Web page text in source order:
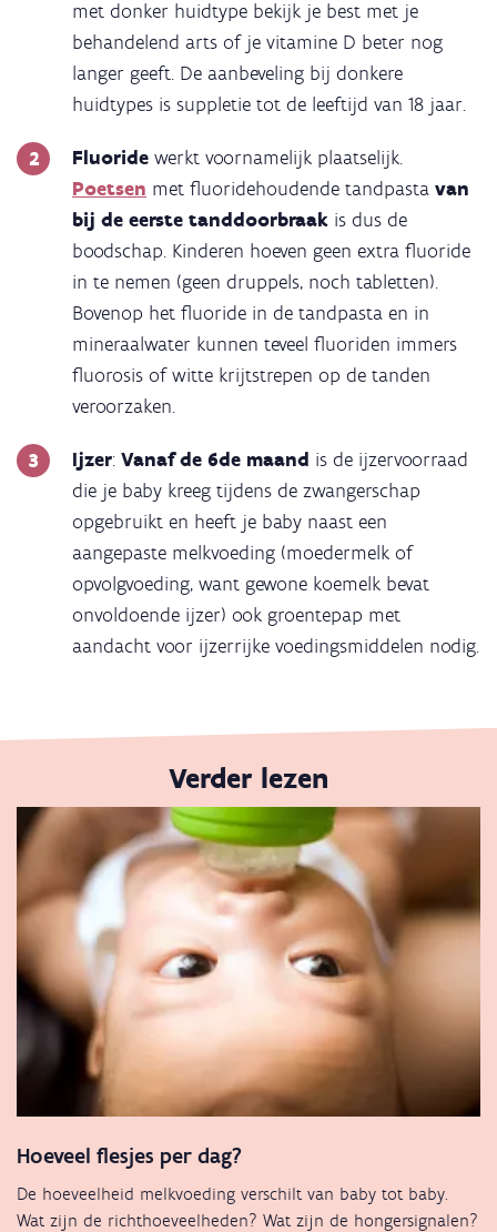
met donker huidtype bekijk je best met je
behandelend arts of je vitamine D beter nog
langer geeft. De aanbeveling bij donkere
huidtypes is suppletie tot de leeftijd van 18 jaar.
Fluoride werkt voornamelijk plaatselijk.
Poetsen met fluoridehoudende tandpasta van
bij de eerste tanddoorbraak is dus de
boodschap. Kinderen hoeven geen extra fluoride
in te nemen (geen druppels, noch tabletten).
Bovenop het fluoride in de tandpasta en in
mineraalwater kunnen teveel fluoriden immers
fluorosis of witte krijtstrepen op de tanden
veroorzaken.
Ijzer: Vanaf de 6de maand is de ijzervoorraad
die je baby kreeg tijdens de zwangerschap
opgebruikt en heeft je baby naast een
aangepaste melkvoeding (moedermelk of
opvolgvoeding, want gewone koemelk bevat
onvoldoende ijzer) ook groentepap met
aandacht voor ijzerrijke voedingsmiddelen nodig.
Verder lezen
Hoeveel flesjes per dag?
De hoeveelheid melkvoeding verschilt van baby tot baby.
Wat zijn de richthoeveelheden? Wat zijn de hongersignalen?